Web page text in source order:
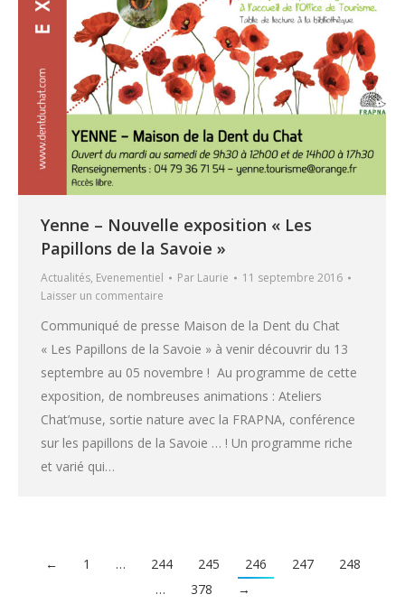
Yenne – Nouvelle exposition « Les
Papillons de la Savoie »
Actualités, Evenementiel Par Laurie
11 septembre 2016
Laisser un commentaire
Communiqué de presse Maison de la Dent du Chat
« Les Papillons de la Savoie » à venir découvrir du 13
septembre au 05 novembre ! Au programme de cette
exposition, de nombreuses animations : Ateliers
Chat’muse, sortie nature avec la FRAPNA, conférence
sur les papillons de la Savoie … ! Un programme riche
et varié qui…
← 1 … 244 245 246 247
248
…
378 →